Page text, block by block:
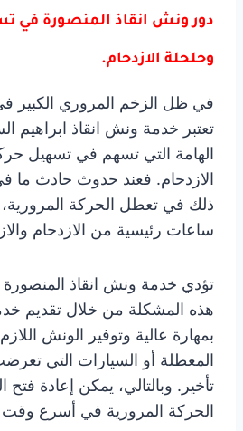
دور ونش انقاذ المنصورة في
وحلحلة الازدحام.
في ظل الزخم المروري الكبير
تعتبر خدمة ونش انقاذ ابراهيم
الهامة التي تسهم في تسهيل
الازدحام. فعند حدوث حادث ما
ذلك في تعطل الحركة
ساعات رئيسية من الازدحام
تؤدي خدمة ونش انقاذ
هذه المشكلة من خلال تقديم
بمهارة عالية وتوفير الونش
المعطلة أو السيارات التي
تأخير. وبالتالي، يمكن إعادة
الحركة المرورية في أسرع